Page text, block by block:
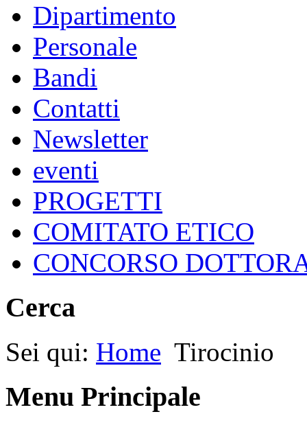
Dipartimento
Personale
Bandi
Contatti
Newsletter
eventi
PROGETTI
COMITATO ETICO
CONCORSO
Cerca
Sei qui: Home Tirocinio
Menu Principale